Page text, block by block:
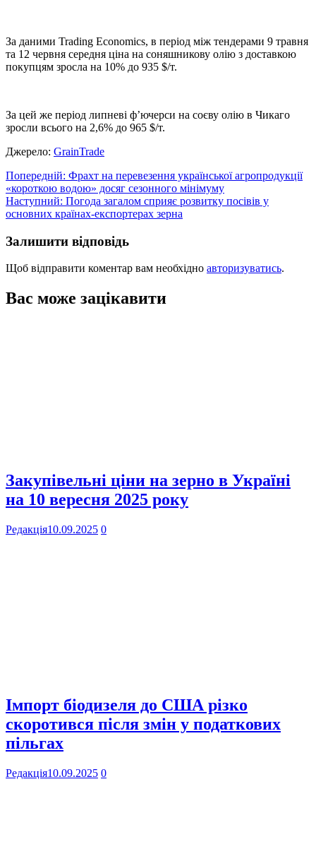
За даними Trading Economics, в період між тендерами 9 травня
та 12 червня середня ціна на соняшникову олію з доставкою
покупцям зросла на 10% до 935 $/т.
За цей же період липневі ф’ючерси на соєву олію в Чикаго
зросли всього на 2,6% до 965 $/т.
Джерело: GrainTrade
Навігація
записів
Попередній: Фрахт на перевезення української агропродукції
«короткою водою» досяг сезонного мінімуму
Наступний: Погода загалом сприяє розвитку посівів у
основних країнах-експортерах зерна
Залишити відповідь
Щоб відправити коментар вам необхідно авторизуватись.
Вас може зацікавити
Закупівельні ціни на зерно в Україні
на 10 вересня 2025 року
Редакція10.09.2025 0
Імпорт біодизеля до США різко
скоротився після змін у податкових
пільгах
Редакція10.09.2025 0